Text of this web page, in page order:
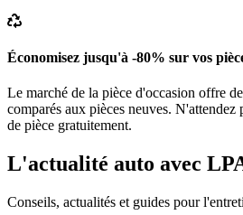
Économisez jusqu'à -80% sur vos
Le marché de la pièce d'occasion offre
comparés aux pièces neuves. N'attendez
de pièce gratuitement.
L'actualité auto avec
Conseils, actualités et guides pour